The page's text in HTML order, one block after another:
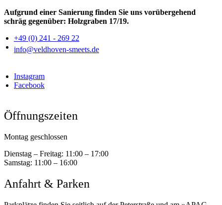
Aufgrund einer Sanierung finden Sie uns vorübergehend
schräg gegenüber: Holzgraben 17/19.
+49 (0) 241 - 269 22
info@veldhoven-smeets.de
Instagram
Facebook
Öffnungszeiten
Montag geschlossen
Dienstag – Freitag: 11:00 – 17:00
Samstag: 11:00 – 16:00
Anfahrt & Parken